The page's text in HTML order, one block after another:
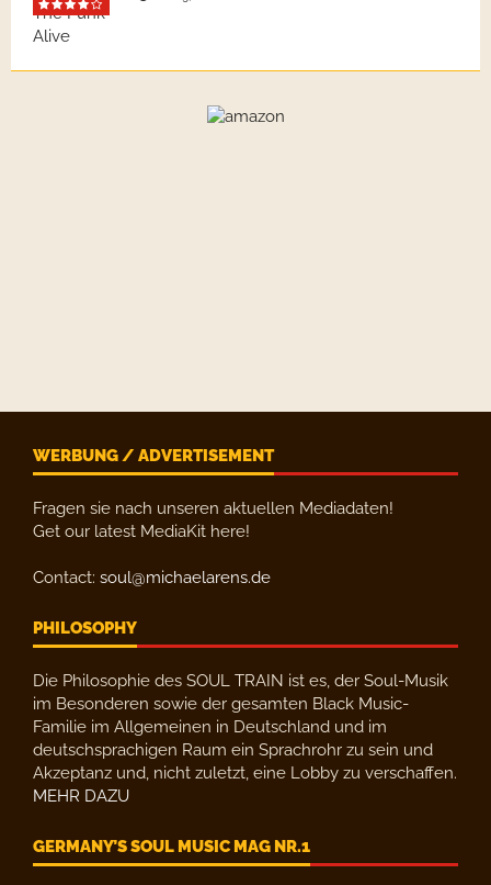
WERBUNG / ADVERTISEMENT
Fragen sie nach unseren aktuellen Mediadaten!
Get our latest MediaKit here!
Contact: soul@michaelarens.de
PHILOSOPHY
Die Philosophie des SOUL TRAIN ist es, der Soul-Musik
im Besonderen sowie der gesamten Black Music-
Familie im Allgemeinen in Deutschland und im
deutschsprachigen Raum ein Sprachrohr zu sein und
Akzeptanz und, nicht zuletzt, eine Lobby zu verschaffen.
MEHR DAZU
GERMANY’S SOUL MUSIC MAG NR.1